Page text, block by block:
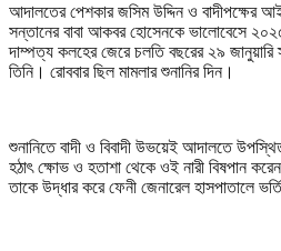
আদালতের পেশকার জসিম উদ্দিন ও বাদীপক্ষের
সন্তানের বাবা আকবর হোসেনকে ভালোবেসে
দাম্পত্য কলহের জেরে চলতি বছরের ২৯ জানুয়ারি
তিনি। রোববার ছিল মামলার শুনানির দিন।
শুনানিতে বাদী ও বিবাদী উভয়েই আদালতে
হঠাৎ ক্ষোভ ও হতাশা থেকে ওই নারী বিষপান
তাকে উদ্ধার করে ফেনী জেনারেল হাসপাতালে